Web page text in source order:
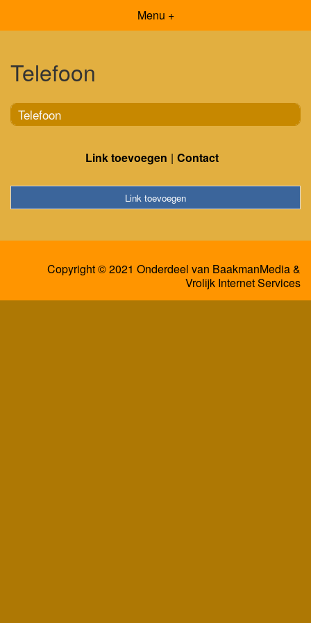
Menu +
Telefoon
Telefoon
Link toevoegen Contact
Link toevoegen
Copyright © 2021 Onderdeel van BaakmanMedia&
Vrolijk Internet Services